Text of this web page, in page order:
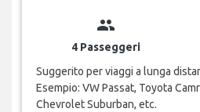
group
4 Passeggeri
Suggerito per viaggi a lunga
Esempio: VW Passat, Toyota
Chevrolet Suburban, etc.